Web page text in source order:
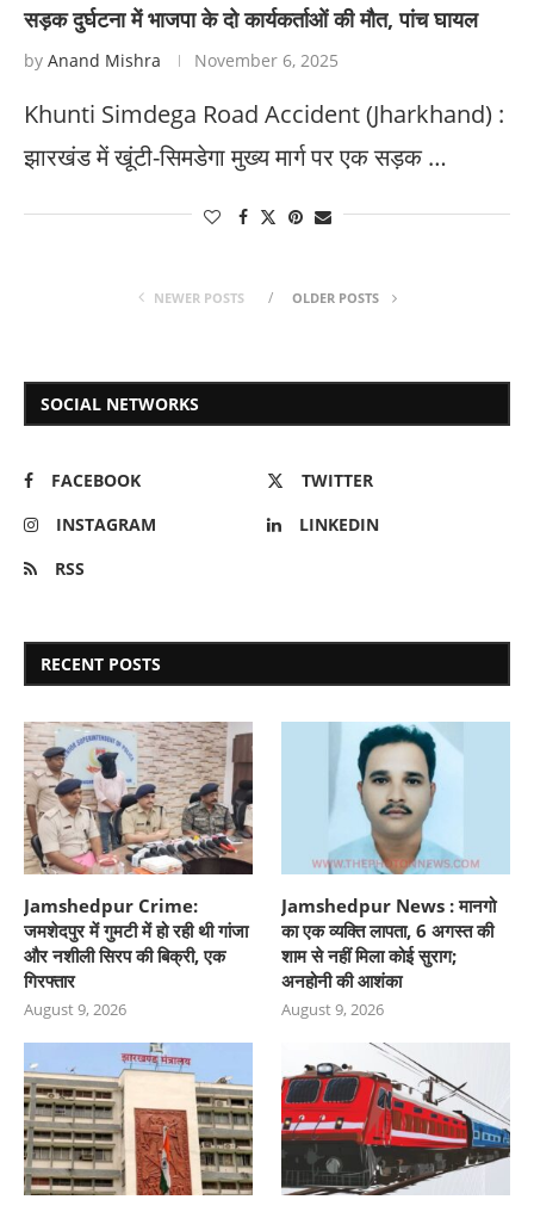
सड़क दुर्घटना में भाजपा के दो कार्यकर्ताओं की मौत, पांच घायल
by Anand Mishra November 6, 2025
Khunti Simdega Road Accident (Jharkhand) :
झारखंड में खूंटी-सिमडेगा मुख्य मार्ग पर एक सड़क …
NEWER POSTS OLDER POSTS
SOCIAL NETWORKS
FACEBOOK
TWITTER
INSTAGRAM
LINKEDIN
RSS
RECENT POSTS
Jamshedpur Crime:
जमशेदपुर में गुमटी में हो रही थी गांजा
और नशीली सिरप की बिक्री, एक
गिरफ्तार
August 9, 2026
Jamshedpur News : मानगो
का एक व्यक्ति लापता, 6 अगस्त की
शाम से नहीं मिला कोई सुराग;
अनहोनी की आशंका
August 9, 2026